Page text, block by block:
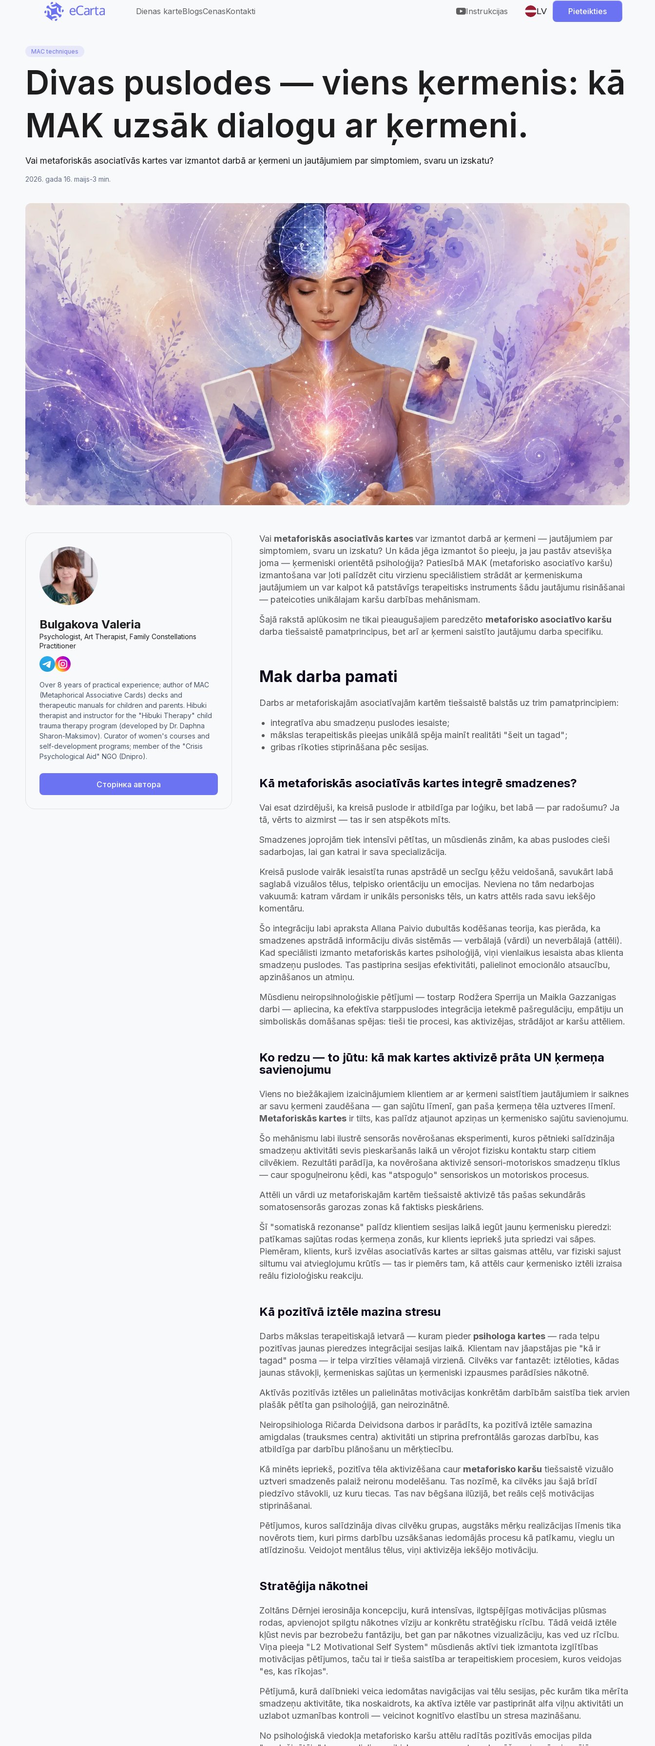
Saskarnes valoda LV
Dienas karteBlogsCenasKontakti Instrukcijas LV Pieteikties
MAC techniques
Divas puslodes — viens ķermenis: kā
MAK uzsāk dialogu ar ķermeni.
Vai metaforiskās asociatīvās kartes var izmantot darbā ar ķermeni un jautājumiem par simptomiem, svaru un izskatu?
2026. gada 16. maijs-3 min.
Bulgakova Valeria
Psychologist, Art Therapist, Family Constellations
Practitioner
Over 8 years of practical experience; author of MAC
(Metaphorical Associative Cards) decks and
therapeutic manuals for children and parents. Hibuki
therapist and instructor for the "Hibuki Therapy" child
trauma therapy program (developed by Dr. Daphna
Sharon-Maksimov). Curator of women's courses and
self-development programs; member of the "Crisis
Psychological Aid" NGO (Dnipro).
Сторінка автора
Vai metaforiskās asociatīvās kartesvar izmantot darbā ar ķermeni — jautājumiem par
simptomiem, svaru un izskatu? Un kāda jēga izmantot šo pieeju, ja jau pastāv atsevišķa
joma — ķermeniski orientētā psiholoģija? Patiesībā MAK (metaforisko asociatīvo karšu)
izmantošana var ļoti palīdzēt citu virzienu speciālistiem strādāt ar ķermeniskuma
jautājumiem un var kalpot kā patstāvīgs terapeitisks instruments šādu jautājumu risināšanai
— pateicoties unikālajam karšu darbības mehānismam.
Šajā rakstā aplūkosim ne tikai pieaugušajiem paredzēto metaforisko asociatīvo karšu
darba tiešsaistē pamatprincipus, bet arī ar ķermeni saistīto jautājumu darba specifiku.
Mak darba pamati
Darbs ar metaforiskajām asociatīvajām kartēm tiešsaistē balstās uz trim pamatprincipiem:
integratīva abu smadzeņu puslodes iesaiste;
mākslas terapeitiskās pieejas unikālā spēja mainīt realitāti "šeit un tagad";
gribas rīkoties stiprināšana pēc sesijas.
Kā metaforiskās asociatīvās kartes integrē smadzenes?
Vai esat dzirdējuši, ka kreisā puslode ir atbildīga par loģiku, bet labā — par radošumu? Ja
tā, vērts to aizmirst — tas ir sen atspēkots mīts.
Smadzenes joprojām tiek intensīvi pētītas, un mūsdienās zinām, ka abas puslodes cieši
sadarbojas, lai gan katrai ir sava specializācija.
Kreisā puslode vairāk iesaistīta runas apstrādē un secīgu ķēžu veidošanā, savukārt labā
saglabā vizuālos tēlus, telpisko orientāciju un emocijas. Neviena no tām nedarbojas
vakuumā: katram vārdam ir unikāls personisks tēls, un katrs attēls rada savu iekšējo
komentāru.
Šo integrāciju labi apraksta Allana Paivio dubultās kodēšanas teorija, kas pierāda, ka
smadzenes apstrādā informāciju divās sistēmās — verbālajā (vārdi) un neverbālajā (attēli).
Kad speciālisti izmanto metaforiskās kartes psiholoģijā, viņi vienlaikus iesaista abas klienta
smadzeņu puslodes. Tas pastiprina sesijas efektivitāti, palielinot emocionālo atsaucību,
apzināšanos un atmiņu.
Mūsdienu neiropsihnoloģiskie pētījumi — tostarp Rodžera Sperrija un Maikla Gazzanigas
darbi — apliecina, ka efektīva starppuslodes integrācija ietekmē pašregulāciju, empātiju un
simboliskās domāšanas spējas: tieši tie procesi, kas aktivizējas, strādājot ar karšu attēliem.
Ko redzu — to jūtu: kā mak kartes aktivizē prāta UN ķermeņa
savienojumu
Viens no biežākajiem izaicinājumiem klientiem ar ar ķermeni saistītiem jautājumiem ir saiknes
ar savu ķermeni zaudēšana — gan sajūtu līmenī, gan paša ķermeņa tēla uztveres līmenī.
Metaforiskās kartes ir tilts, kas palīdz atjaunot apziņas un ķermenisko sajūtu savienojumu.
Šo mehānismu labi ilustrē sensorās novērošanas eksperimenti, kuros pētnieki salīdzināja
smadzeņu aktivitāti sevis pieskaršanās laikā un vērojot fizisku kontaktu starp citiem
cilvēkiem. Rezultāti parādīja, ka novērošana aktivizē sensori-motoriskos smadzeņu tīklus
— caur spoguļneironu ķēdi, kas "atspoguļo" sensoriskos un motoriskos procesus.
Attēli un vārdi uz metaforiskajām kartēm tiešsaistē aktivizē tās pašas sekundārās
somatosensorās garozas zonas kā faktisks pieskāriens.
Šī "somatiskā rezonanse" palīdz klientiem sesijas laikā iegūt jaunu ķermenisku pieredzi:
patīkamas sajūtas rodas ķermeņa zonās, kur klients iepriekš juta spriedzi vai sāpes.
Piemēram, klients, kurš izvēlas asociatīvās kartes ar siltas gaismas attēlu, var fiziski sajust
siltumu vai atvieglojumu krūtīs — tas ir piemērs tam, kā attēls caur ķermenisko iztēli izraisa
reālu fizioloģisku reakciju.
Kā pozitīvā iztēle mazina stresu
Darbs mākslas terapeitiskajā ietvarā — kuram pieder psihologa kartes — rada telpu
pozitīvas jaunas pieredzes integrācijai sesijas laikā. Klientam nav jāapstājas pie "kā ir
tagad" posma — ir telpa virzīties vēlamajā virzienā. Cilvēks var fantazēt: iztēloties, kādas
jaunas stāvokļi, ķermeniskas sajūtas un ķermeniski izpausmes parādīsies nākotnē.
Aktīvās pozitīvās iztēles un palielinātas motivācijas konkrētām darbībām saistība tiek arvien
plašāk pētīta gan psiholoģijā, gan neirozinātnē.
Neiropsihiologa Ričarda Deividsona darbos ir parādīts, ka pozitīvā iztēle samazina
amigdalas (trauksmes centra) aktivitāti un stiprina prefrontālās garozas darbību, kas
atbildīga par darbību plānošanu un mērķtiecību.
Kā minēts iepriekš, pozitīva tēla aktivizēšana caur metaforisko karšu tiešsaistē vizuālo
uztveri smadzenēs palaiž neironu modelēšanu. Tas nozīmē, ka cilvēks jau šajā brīdī
piedzīvo stāvokli, uz kuru tiecas. Tas nav bēgšana ilūzijā, bet reāls ceļš motivācijas
stiprināšanai.
Pētījumos, kuros salīdzināja divas cilvēku grupas, augstāks mērķu realizācijas līmenis tika
novērots tiem, kuri pirms darbību uzsākšanas iedomājās procesu kā patīkamu, vieglu un
atlīdzinošu. Veidojot mentālus tēlus, viņi aktivizēja iekšējo motivāciju.
Stratēģija nākotnei
Zoltāns Dērnjei ierosināja koncepciju, kurā intensīvas, ilgtspējīgas motivācijas plūsmas
rodas, apvienojot spilgtu nākotnes vīziju ar konkrētu stratēģisku rīcību. Tādā veidā iztēle
kļūst nevis par bezrobežu fantāziju, bet gan par nākotnes vizualizāciju, kas ved uz rīcību.
Viņa pieeja "L2 Motivational Self System" mūsdienās aktīvi tiek izmantota izglītības
motivācijas pētījumos, taču tai ir tieša saistība ar terapeitiskiem procesiem, kuros veidojas
"es, kas rīkojas".
Pētījumā, kurā dalībnieki veica iedomātas navigācijas vai tēlu sesijas, pēc kurām tika mērīta
smadzeņu aktivitāte, tika noskaidrots, ka aktīva iztēle var pastiprināt alfa viļņu aktivitāti un
uzlabot uzmanības kontroli — veicinot kognitīvo elastību un stresa mazināšanu.
No psiholoģiskā viedokļa metaforisko karšu attēlu radītās pozitīvās emocijas pilda